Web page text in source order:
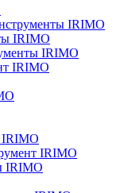
IRIMO
IRIMO
IRIMO
IRIMO
IRIMO
IRIMO